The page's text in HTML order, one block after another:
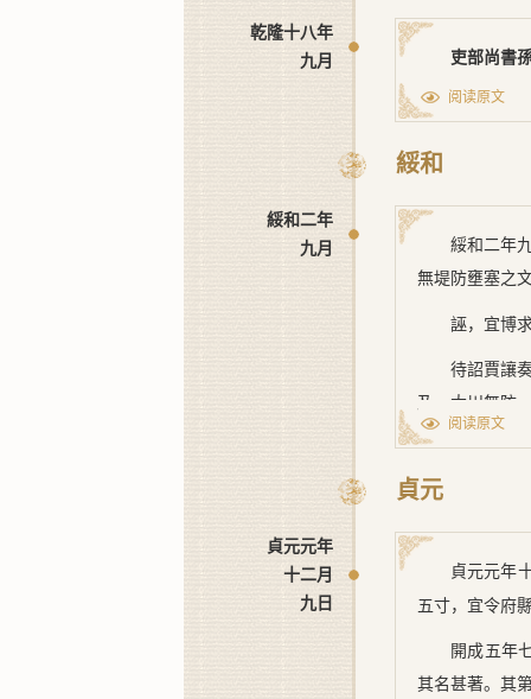
[5] ﹝一﹞狀
嚴寘之法。』
乾隆十八年
九月
吏部尚書
阅读原文
綏和
綏和二年
九月
綏和二年
無堤防壅塞之
誣，宜博
待詔賈讓
及。大川無防
迫。夫土之有
川，各以自利
齊堤，則西泛
淤肥美，民
其城郭，排水
阅读原文
貞元
貞元元年
十二月
九日
貞元元年
五寸，宜令府
開成五年
其名甚著。其